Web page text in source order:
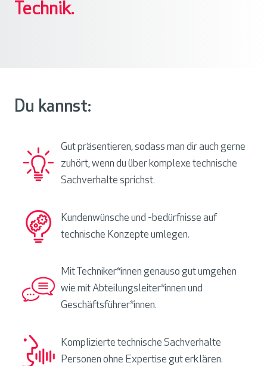
Technik.
Du kannst:
Gut präsentieren, sodass man dir auch gerne
zuhört, wenn du über komplexe technische
Sachverhalte sprichst.
Kundenwünsche und -bedürfnisse auf
technische Konzepte umlegen.
Mit Techniker*innen genauso gut umgehen
wie mit Abteilungsleiter*innen und
Geschäftsführer*innen.
Komplizierte technische Sachverhalte
Personen ohne Expertise gut erklären.